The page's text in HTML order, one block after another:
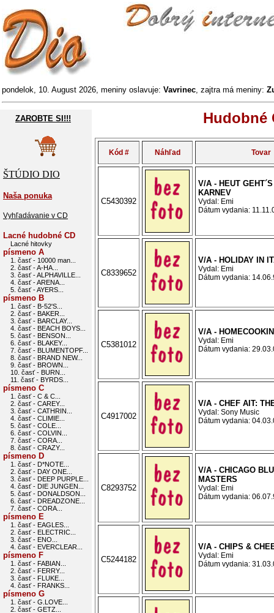
pondelok, 10. August 2026, meniny oslavuje: Vavrinec, zajtra má meniny:
ZAROBTE SI!!!
ŠTÚDIO DIO
Naša ponuka
Vyhľadávanie v CD
Lacné hudobné CD
Lacné hitovky
písmeno A
1. časť - 10000 man...
2. časť - A-HA...
3. časť - ALPHAVILLE...
4. časť - ARENA...
5. časť - AYERS...
písmeno B
1. časť - B-52'S...
2. časť - BAKER...
3. časť - BARCLAY...
4. časť - BEACH BOYS...
5. časť - BENSON...
6. časť - BLAKEY...
7. časť - BLUMENTOPF...
8. časť - BRAND NEW...
9. časť - BROWN...
10. časť - BURN...
11. časť - BYRDS...
písmeno C
1. časť - C & C...
2. časť - CAREY...
3. časť - CATHRIN...
4. časť - CLIMIE...
5. časť - COLE...
6. časť - COLVIN...
7. časť - CORA...
8. časť - CRAZY...
písmeno D
1. časť - D*NOTE...
2. časť - DAY ONE...
3. časť - DEEP PURPLE...
4. časť - DIE JUNGEN...
5. časť - DONALDSON...
6. časť - DREADZONE...
7. časť - CORA...
písmeno E
1. časť - EAGLES...
2. časť - ELECTRIC...
3. časť - ENO...
4. časť - EVERCLEAR...
písmeno F
1. časť - FABIAN...
2. časť - FERRY...
3. časť - FLUKE...
4. časť - FRANKS...
písmeno G
1. časť - G.LOVE...
2. časť - GETZ...
Hudobné
Kód # Náhľad Tovar
C5430392
V/A - HEUT
KARNEV
Vydal: Emi
Dátum vydania:
C8339652
V/A - HOLIDAY IN
Vydal: Emi
Dátum vydania:
C5381012
V/A -
Vydal: Emi
Dátum vydania:
C4917002
V/A - CHEF AIT:
Vydal: Sony Music
Dátum vydania:
C8293752
V/A - CHICAGO
MASTERS
Vydal: Emi
Dátum vydania:
C5244182
V/A - CHIPS &
Vydal: Emi
Dátum vydania: